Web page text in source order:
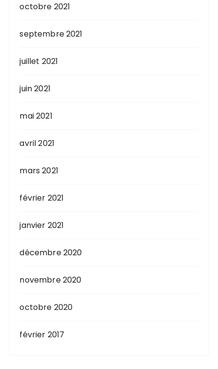
octobre 2021
septembre 2021
juillet 2021
juin 2021
mai 2021
avril 2021
mars 2021
février 2021
janvier 2021
décembre 2020
novembre 2020
octobre 2020
février 2017